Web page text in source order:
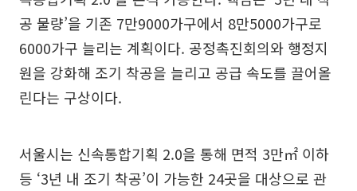
공 물량’을 기존 7만9000가구에서 8만5000가구로
6000가구 늘리는 계획이다. 공정촉진회의와 행정지
원을 강화해 조기 착공을 늘리고 공급 속도를 끌어올
린다는 구상이다.
서울시는 신속통합기획 2.0을 통해 면적 3만㎡ 이하
등 ‘3년 내 조기 착공’이 가능한 24곳을 대상으로 관